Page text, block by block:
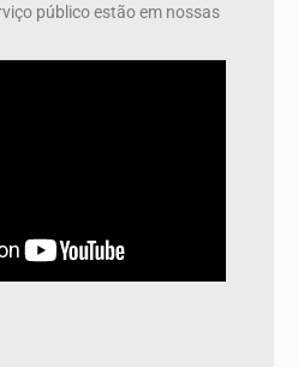
público estão em nossas